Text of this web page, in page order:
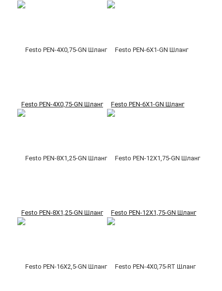
Festo PEN-4X0,75-GN Шланг Festo PEN-6X1-GN Шланг
Festo PEN-8X1,25-GN Шланг Festo PEN-12X1,75-GN Шланг